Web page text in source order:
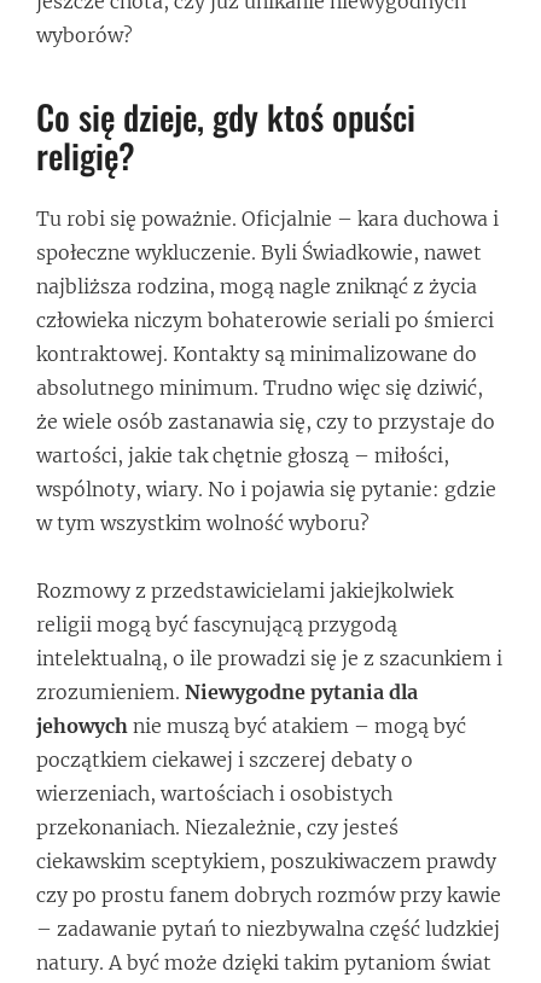
wyborów?
Co się dzieje, gdy ktoś opuści
religię?
Tu robi się poważnie. Oficjalnie – kara duchowa i
społeczne wykluczenie. Byli Świadkowie, nawet
najbliższa rodzina, mogą nagle zniknąć z życia
człowieka niczym bohaterowie seriali po śmierci
kontraktowej. Kontakty są minimalizowane do
absolutnego minimum. Trudno więc się dziwić,
że wiele osób zastanawia się, czy to przystaje do
wartości, jakie tak chętnie głoszą – miłości,
wspólnoty, wiary. No i pojawia się pytanie: gdzie
w tym wszystkim wolność wyboru?
Rozmowy z przedstawicielami jakiejkolwiek
religii mogą być fascynującą przygodą
intelektualną, o ile prowadzi się je z szacunkiem i
zrozumieniem. Niewygodne pytania dla
jehowych nie muszą być atakiem – mogą być
początkiem ciekawej i szczerej debaty o
wierzeniach, wartościach i osobistych
przekonaniach. Niezależnie, czy jesteś
ciekawskim sceptykiem, poszukiwaczem prawdy
czy po prostu fanem dobrych rozmów przy kawie
– zadawanie pytań to niezbywalna część ludzkiej
natury. A być może dzięki takim pytaniom świat